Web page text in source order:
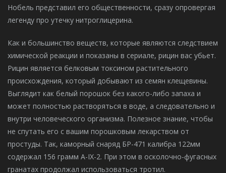
Нобель представил его общественности, сразу опровергая
легенду про утечку нитроглицерина.
Как и большинство веществ, которые являются следствием
химической реакции и показаны в сериале, рицин вас убьет.
Рицин является белковым токсином растительного
происхождения, который добывают из семян клещевины.
Выглядит как белый порошок без какого-либо запаха и
может полностью растворяться в воде, а следовательно и
внутри человеческого организма. Полезное знание, чтобы
не спутать его с вашим порошковым лекарством от
простуды. Так, каморный снаряд БР-471 калибра 122мм
содержал 156 грамм A-IX-2. При этом в осколочно-фугасных
гранатах продолжал использоваться тротил.